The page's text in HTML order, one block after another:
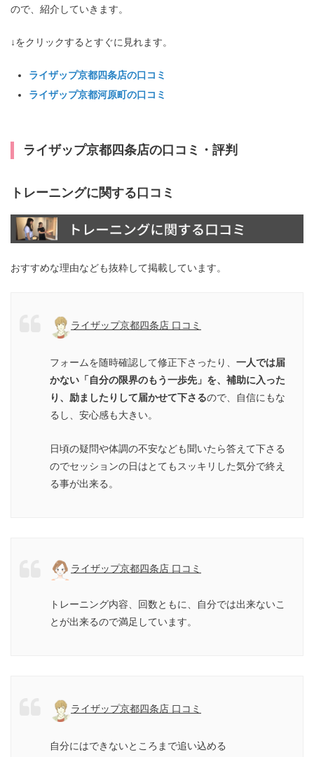
ので、紹介していきます。
↓をクリックするとすぐに見れます。
ライザップ京都四条店の口コミ
ライザップ京都河原町の口コミ
ライザップ京都四条店の口コミ・評判
トレーニングに関する口コミ
おすすめな理由なども抜粋して掲載しています。
ライザップ京都四条店 口コミ
フォームを随時確認して修正下さったり、 一人では届
かない「自分の限界のもう一歩先」を、補助に入った
り、励ましたりして届かせて下さるので、自信にもな
るし、安心感も大きい。
日頃の疑問や体調の不安なども聞いたら答えて下さる
のでセッションの日はとてもスッキリした気分で終え
る事が出来る。
ライザップ京都四条店 口コミ
トレーニング内容、回数ともに、自分では出来ないこ
とが出来るので満足しています。
ライザップ京都四条店 口コミ
自分にはできないところまで追い込める